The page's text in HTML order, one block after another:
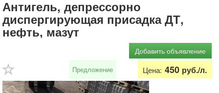
Антигель, депрессорно
диспергирующая присадка ДТ,
нефть, мазут
Добавить объявление
Предложение Цена: 450 руб./л.